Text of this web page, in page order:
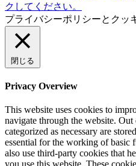
クしてください。
プライバシーポリシーとクッ
閉じる
Privacy Overview
This website uses cookies to
navigate through the website. Out
categorized as necessary are
essential for the working of basic
also use third-party cookies that